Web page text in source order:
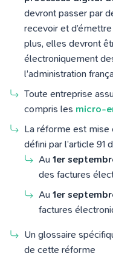
devront passer par
recevoir et
plus, elles devront
électroniquement
l’administration
Toute entreprise
compris les micro-
La réforme est mise
défini par l’article 91
Au 1er
des factures
Au 1er
factures
Un glossaire
de cette réforme